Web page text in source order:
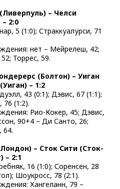
– Челси
2:0
5 (1:0); Страккуалурси, 71
нет – Мейрелеш, 42;
Торрес, 59.
(Болтон) – Уиган
– 1:2
43 (0:1); Дэвис, 67 (1:1);
76 (1:2).
Рио-Кокер, 45; Дэвис,
90+4 – Ди Санто, 26;
64.
– Сток Сити (Сток-
– 2:1
16 (1:0); Соренсен, 28
Шоукросс, 78 (2:1).
Хангеланн, 79 –